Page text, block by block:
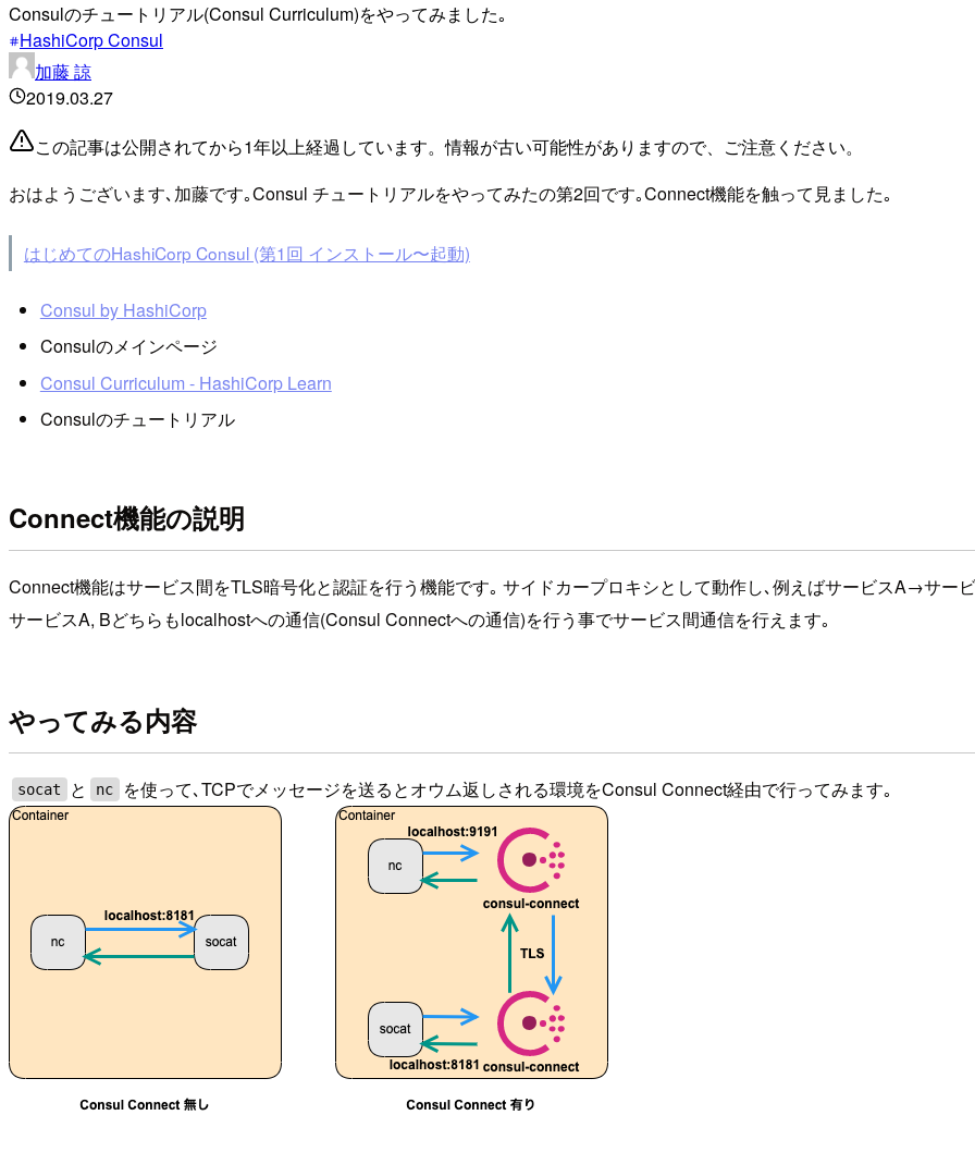
Consulのチュートリアル(Consul Curriculum)をやってみました｡
HashiCorp Consul
加藤 諒
2019.03.27
この記事は公開されてから1年以上経過しています。情報が古い可能性がありますので、ご注意ください。
おはようございます､加藤です｡Consul チュートリアルをやってみたの第2回です｡Connect機能を触って見ました｡
はじめてのHashiCorp Consul (第1回 インストール〜起動)
Consul by HashiCorp
Consulのメインページ
Consul Curriculum - HashiCorp Learn
Consulのチュートリアル
Connect機能の説明
Connect機能はサービス間をTLS暗号化と認証を行う機能です｡ サイドカープロキシとして動作し､例えばサービスA→サー
サービスA, Bどちらもlocalhostへの通信(Consul Connectへの通信)を行う事でサービス間通信を行えます｡
やってみる内容
socat と nc を使って､TCPでメッセージを送るとオウム返しされる環境をConsul Connect経由で行ってみます｡